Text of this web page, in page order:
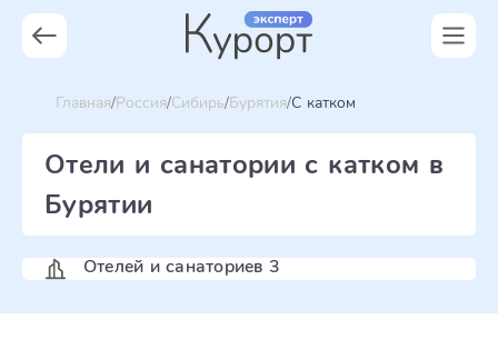
Главная Россия Сибирь Бурятия C катком
Отели и санатории с катком в
Бурятии
Отелей и санаториев 3